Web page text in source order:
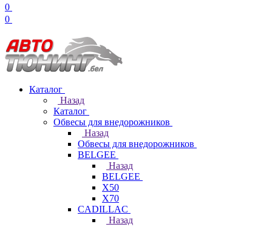
0
0
Каталог
Назад
Каталог
Обвесы для внедорожников
Назад
Обвесы для внедорожников
BELGEE
Назад
BELGEE
X50
X70
CADILLAC
Назад